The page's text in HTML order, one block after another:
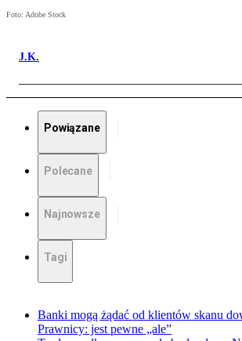
Foto: Adobe Stock
J.K.
Powiązane
Polecane
Najnowsze
Tagi
Banki mogą żądać od klientów skanu
Prawnicy: jest pewne „ale”